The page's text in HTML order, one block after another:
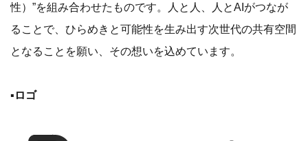
性）”を組み合わせたものです。人と人、人とAIがつなが
ることで、ひらめきと可能性を生み出す次世代の共有空間
となることを願い、その想いを込めています。
▪️ロゴ